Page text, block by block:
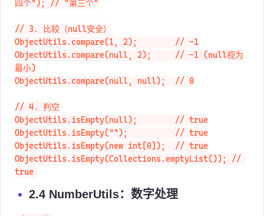
ObjectUtils.firstNonNull(null, null, "第三个", "第
// 3. 比较（null安全）
ObjectUtils.compare(1, 2);        // -1
ObjectUtils.compare(null, 2);     // -1 (null视为
最小)
// 4. 判空
ObjectUtils.isEmpty(null);        // true
ObjectUtils.isEmpty("");          // true
ObjectUtils.isEmpty(new int[0]);  // true
ObjectUtils.isEmpty(Collections.emptyList()); //